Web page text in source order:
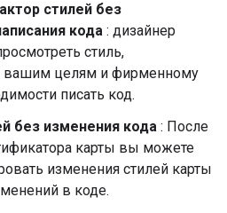
стилей без
кода : дизайнер
стиль,
вашим целям и фирменному
писать код.
без изменения кода : После
карты вы можете
изменения стилей карты
в коде.